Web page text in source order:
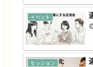
イベント
セッション